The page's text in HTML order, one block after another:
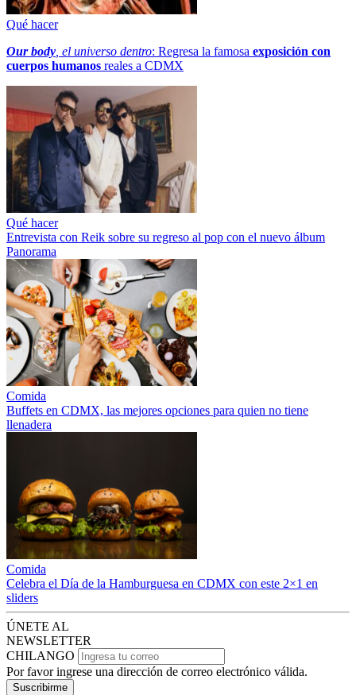
Qué hacer
Our body, el universo dentro: Regresa la famosa exposición con
cuerpos humanos reales a CDMX
Qué hacer
Entrevista con Reik sobre su regreso al pop con el nuevo álbum
Panorama
Comida
Buffets en CDMX, las mejores opciones para quien no tiene
llenadera
Comida
Celebra el Día de la Hamburguesa en CDMX con este 2×1 en
sliders
ÚNETE AL
NEWSLETTER
CHILANGO
Por favor ingrese una dirección de correo electrónico válida.
Suscribirme